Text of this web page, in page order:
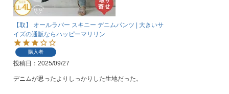
【取】 オールラバー スキニー デニムパンツ | 大きいサ
イズの通販ならハッピーマリリン
購入者
投稿日 2025/09/27
デニムが思ったよりしっかりした生地だった。